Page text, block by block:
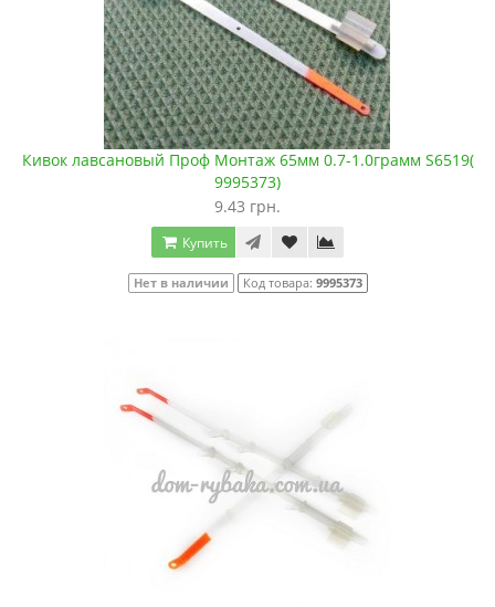
Кивок лавсановый Проф Монтаж 65мм 0.7-1.0грамм S6519(
9995373)
9.43 грн.
Купить
Нет в наличии Код товара: 9995373